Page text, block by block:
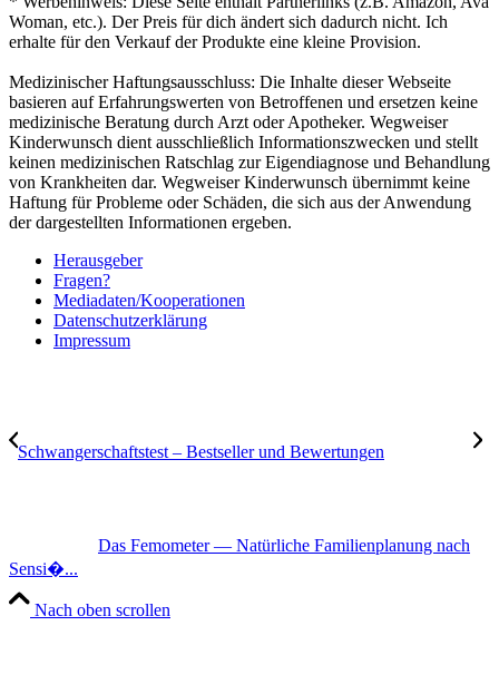
Woman, etc.). Der Preis für dich ändert sich dadurch nicht. Ich
erhalte für den Verkauf der Produkte eine kleine Provision.
Medizinischer Haftungsausschluss: Die Inhalte dieser Webseite
basieren auf Erfahrungswerten von Betroffenen und ersetzen keine
medizinische Beratung durch Arzt oder Apotheker. Wegweiser
Kinderwunsch dient ausschließlich Informationszwecken und stellt
keinen medizinischen Ratschlag zur Eigendiagnose und Behandlung
von Krankheiten dar. Wegweiser Kinderwunsch übernimmt keine
Haftung für Probleme oder Schäden, die sich aus der Anwendung
der dargestellten Informationen ergeben.
Her­aus­ge­ber
Fra­gen?
Mediadaten/Kooperationen
Daten­schutz­er­klä­rung
Impres­sum
Schwan­ger­schafts­test – Best­sel­ler und Bewer­tun­gen
Das Femo­me­ter — Natür­li­che Fami­li­en­pla­nung nach
Sen­si�...
Nach oben scrollen